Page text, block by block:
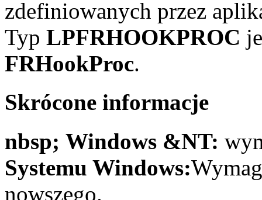
zdefiniowanych przez
Typ LPFRHOOKPROC
FRHookProc.
Skrócone informacje
nbsp; Windows &NT:
Systemu Windows:
nowszego.